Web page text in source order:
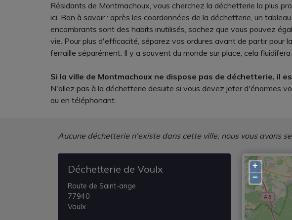
Résidants de Montmachoux, vous cherchez la déchetterie la plus
ici. Bon à savoir : après les coordonnées de la déchetterie, un
encombrants sont des habits inutilisés, sachez que vous pouvez
vie. Pour plus d'efficacité, séparez vos ordures avant de partir
ferraille séparément. Il y a souvent du monde sur place, cela
Si la ville de Montmachoux ne dispose pas de déchetterie, il
N'allez pas à la déchetterie desuite si vous devez jeter d'énormes
ou en téléphonant.
Aucune déchetterie n'existe dans cette ville, nous vous avons
Déchetterie de Voulx
Route de Saint-ange
77940
Voulx
+
−